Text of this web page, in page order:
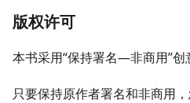
版权许可
本书采用“保持署名—非商用”创
只要保持原作者署名和非商用